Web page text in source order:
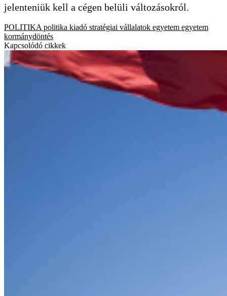
jelenteniük kell a cégen belüli változásokról.
POLITIKA politika kiadó stratégiai vállalatok egyetem egyetem
kormánydöntés
Kapcsolódó cikkek